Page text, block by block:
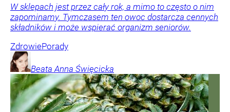
W sklepach jest przez cały rok, a mimo to często o nim
zapominamy. Tymczasem ten owoc dostarcza cennych
składników i może wspierać organizm seniorów.
ZdrowiePorady
Beata Anna Święcicka